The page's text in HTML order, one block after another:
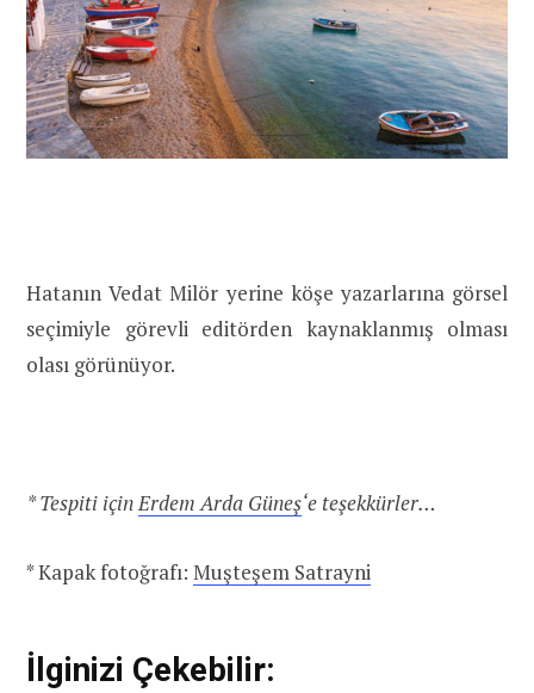
Hatanın Vedat Milör yerine köşe yazarlarına görsel
seçimiyle görevli editörden kaynaklanmış olması
olası görünüyor.
* Tespiti içinErdem Arda Güneş‘e teşekkürler…
* Kapak fotoğrafı: Muşteşem Satrayni
İlginizi Çekebilir: